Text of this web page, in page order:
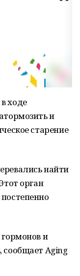
ходе
и
старение
найти
орган
и
сообщает Aging